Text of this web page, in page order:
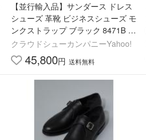
【並行輸入品】サンダース ドレス
シューズ 革靴 ビジネスシューズ モ
ンクストラップ ブラック 8471B メ
ンズ SANDERS
クラウドシューカンパニーYahoo!
45,800円 送料無料